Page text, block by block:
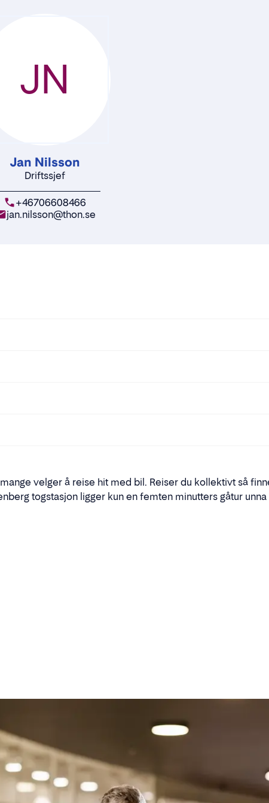
Jan Nilsson
Driftssjef
+46706608466
jan.nilsson@thon.se
JN
velger å reise hit med bil. Reiser du kollektivt så
togstasjon ligger kun en femten minutters gåtur